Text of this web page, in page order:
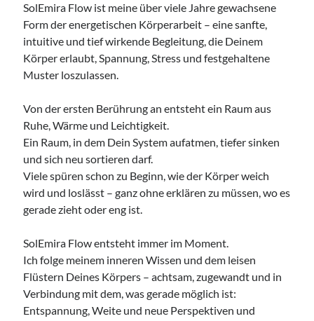
Montag, 10 August 2026
Access Foundation ® mit Anja Ziener -
Dickert
Coaching, Oedenberger Str. 65/Eingang B, 90491 Nürnberg,
Deutschland
Mehr Infos
Donnerstag, 13 August 2026
Wollgeflüster – Maschen & Miteinander
Mehr Infos
SolEmira Flow ist meine über viele Jahre gewachsene
Form der energetischen Körperarbeit – eine sanfte,
intuitive und tief wirkende Begleitung, die Deinem
Körper erlaubt, Spannung, Stress und festgehaltene
Muster loszulassen.
Von der ersten Berührung an entsteht ein Raum aus
Ruhe, Wärme und Leichtigkeit.
Ein Raum, in dem Dein System aufatmen, tiefer sinken
und sich neu sortieren darf.
Viele spüren schon zu Beginn, wie der Körper weich
wird und loslässt – ganz ohne erklären zu müssen, wo es
gerade zieht oder eng ist.
SolEmira Flow entsteht immer im Moment.
Ich folge meinem inneren Wissen und dem leisen
Flüstern Deines Körpers – achtsam, zugewandt und in
Verbindung mit dem, was gerade möglich ist:
Entspannung, Weite und neue Perspektiven und